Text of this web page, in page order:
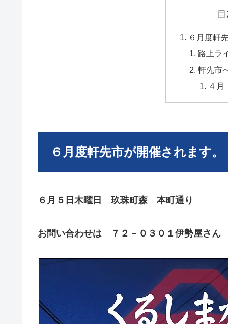
６月度軒
路上ラ
軒先市
４月
６月度軒先市が開催されます。
６月５日木曜日 玖珠町森 本町通り
お問い合わせは ７２－０３０１伊勢屋さん